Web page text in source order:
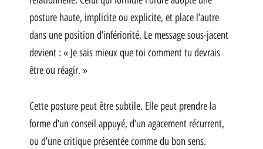
posture haute, implicite ou explicite, et place l’autre
dans une position d’infériorité. Le message sous-jacent
devient : « Je sais mieux que toi comment tu devrais
être ou réagir. »
Cette posture peut être subtile. Elle peut prendre la
forme d’un conseil appuyé, d’un agacement récurrent,
ou d’une critique présentée comme du bon sens.